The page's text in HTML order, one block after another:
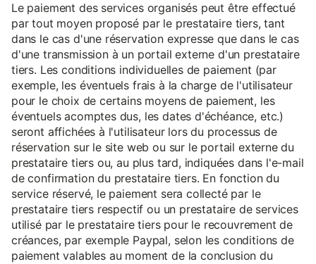
Le paiement des services organisés peut être effectué
par tout moyen proposé par le prestataire tiers, tant
dans le cas d'une réservation expresse que dans le cas
d'une transmission à un portail externe d'un prestataire
tiers. Les conditions individuelles de paiement (par
exemple, les éventuels frais à la charge de l'utilisateur
pour le choix de certains moyens de paiement, les
éventuels acomptes dus, les dates d'échéance, etc.)
seront affichées à l'utilisateur lors du processus de
réservation sur le site web ou sur le portail externe du
prestataire tiers ou, au plus tard, indiquées dans l'e-mail
de confirmation du prestataire tiers. En fonction du
service réservé, le paiement sera collecté par le
prestataire tiers respectif ou un prestataire de services
utilisé par le prestataire tiers pour le recouvrement de
créances, par exemple Paypal, selon les conditions de
paiement valables au moment de la conclusion du